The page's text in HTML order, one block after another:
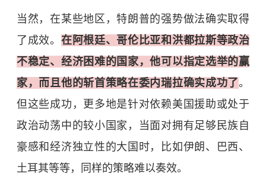
当然，在某些地区，特朗普的强势做法确实取得
了成效。 在阿根廷、哥伦比亚和洪都拉斯等政治
不稳定、经济困难的国家，他可以指定选举的赢
家，而且他的斩首策略在委内瑞拉确实成功了。
但这些成功，更多地是针对依赖美国援助或处于
政治动荡中的较小国家，当面对拥有足够民族自
豪感和经济独立性的大国时，比如伊朗、巴西、
土耳其等等，同样的策略难以奏效。